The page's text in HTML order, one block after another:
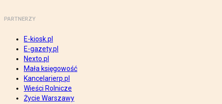
PARTNERZY
E-kiosk.pl
E-gazety.pl
Nexto.pl
Mała księgowość
Kancelarierp.pl
Wieści Rolnicze
Życie Warszawy